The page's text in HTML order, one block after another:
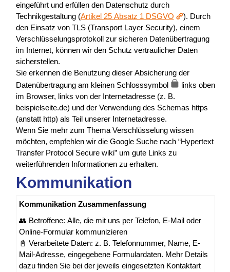
eingeführt und erfüllen den Datenschutz durch
Technikgestaltung (Artikel 25 Absatz 1 DSGVO
). Durch
den Einsatz von TLS (Transport Layer Security), einem
Verschlüsselungsprotokoll zur sicheren Datenübertragung
im Internet, können wir den Schutz vertraulicher Daten
sicherstellen.
Sie erkennen die Benutzung dieser Absicherung der
Datenübertragung am kleinen Schlosssymbol
links oben
im Browser, links von der Internetadresse (z. B.
beispielseite.de) und der Verwendung des Schemas https
(anstatt http) als Teil unserer Internetadresse.
Wenn Sie mehr zum Thema Verschlüsselung wissen
möchten, empfehlen wir die Google Suche nach “Hypertext
Transfer Protocol Secure wiki” um gute Links zu
weiterführenden Informationen zu erhalten.
Kommunikation
Kommunikation Zusammenfassung
👥 Betroffene: Alle, die mit uns per Telefon, E-Mail oder
Online-Formular kommunizieren
📓 Verarbeitete Daten: z. B. Telefonnummer, Name, E-
Mail-Adresse, eingegebene Formulardaten. Mehr Details
dazu finden Sie bei der jeweils eingesetzten Kontaktart